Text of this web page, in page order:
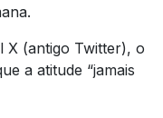
X (antigo Twitter), o
a atitude “jamais